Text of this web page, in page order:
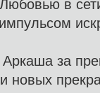
в
за
новых